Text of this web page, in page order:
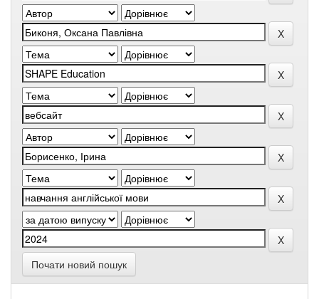
Почати новий пошук